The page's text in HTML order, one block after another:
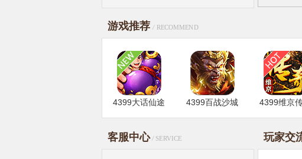
游戏推荐 / RECOMMEND
4399大话仙途 4399百战沙城 4399维京
客服中心 / SERVICE 玩家交